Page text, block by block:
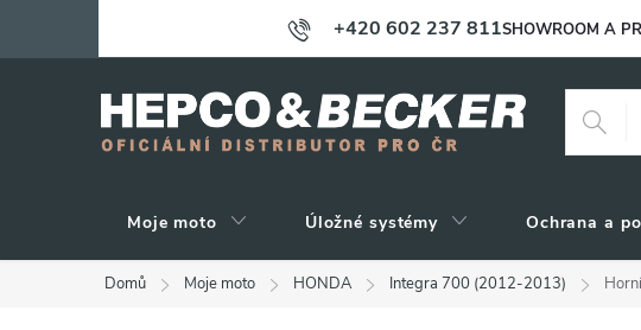
+420 602 237 811SHOWROOM A
Moje moto Úložné systémy Ochrana a
Domů Moje moto HONDA Integra 700 (2012-2013)